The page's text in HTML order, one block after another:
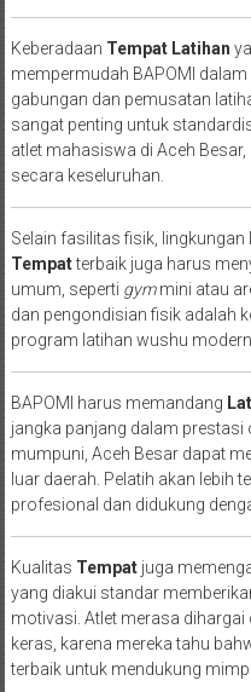
Keberadaan Tempat Latihan
mempermudah BAPOMI
gabungan dan pemusatan
sangat penting untuk
atlet mahasiswa di Aceh
secara keseluruhan.
Selain fasilitas fisik, lingkungan
Tempatterbaik juga harus
umum, seperti gymmini atau
dan pengondisian fisik adalah
program latihan wushu
BAPOMI harus memandang
jangka panjang dalam prestasi
mumpuni, Aceh Besar dapat
luar daerah. Pelatih akan lebih
profesional dan didukung
Kualitas Tempat juga
yang diakui standar
motivasi. Atlet merasa
keras, karena mereka tahu
terbaik untuk mendukung